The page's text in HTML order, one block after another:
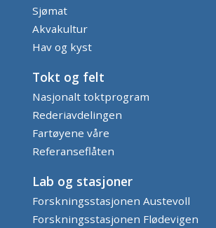
Sjømat
Akvakultur
Hav og kyst
Tokt og felt
Nasjonalt toktprogram
Rederiavdelingen
Fartøyene våre
Referanseflåten
Lab og stasjoner
Forskningsstasjonen Austevoll
Forskningsstasjonen Flødevigen